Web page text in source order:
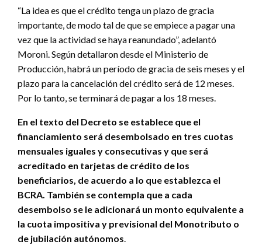
“La idea es que el crédito tenga un plazo de gracia
importante, de modo tal de que se empiece a pagar una
vez que la actividad se haya reanundado”, adelantó
Moroni. Según detallaron desde el Ministerio de
Producción, habrá un período de gracia de seis meses y el
plazo para la cancelación del crédito será de 12 meses.
Por lo tanto, se terminará de pagar a los 18 meses.
En el texto del Decreto se establece que el
financiamiento será desembolsado en tres cuotas
mensuales iguales y consecutivas y que será
acreditado en tarjetas de crédito de los
beneficiarios, de acuerdo a lo que establezca el
BCRA. También se contempla que a cada
desembolso se le adicionará un monto equivalente a
la cuota impositiva y previsional del Monotributo o
de jubilación autónomos.